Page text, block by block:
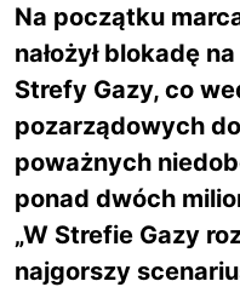
Na początku
nałożył blokadę
Strefy Gazy, co
pozarządowych
poważnych
ponad dwóch
„W Strefie Gazy
najgorszy